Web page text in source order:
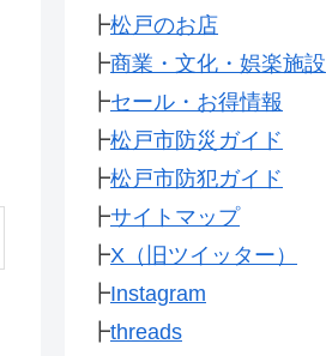
┣松戸のお店
┣商業・文化・娯楽施設
┣セール・お得情報
┣松戸市防災ガイド
┣松戸市防犯ガイド
┣サイトマップ
┣X（旧ツイッター）
┣Instagram
┣threads